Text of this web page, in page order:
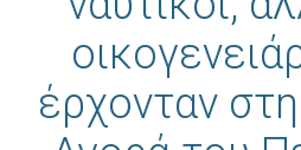
έρχονταν